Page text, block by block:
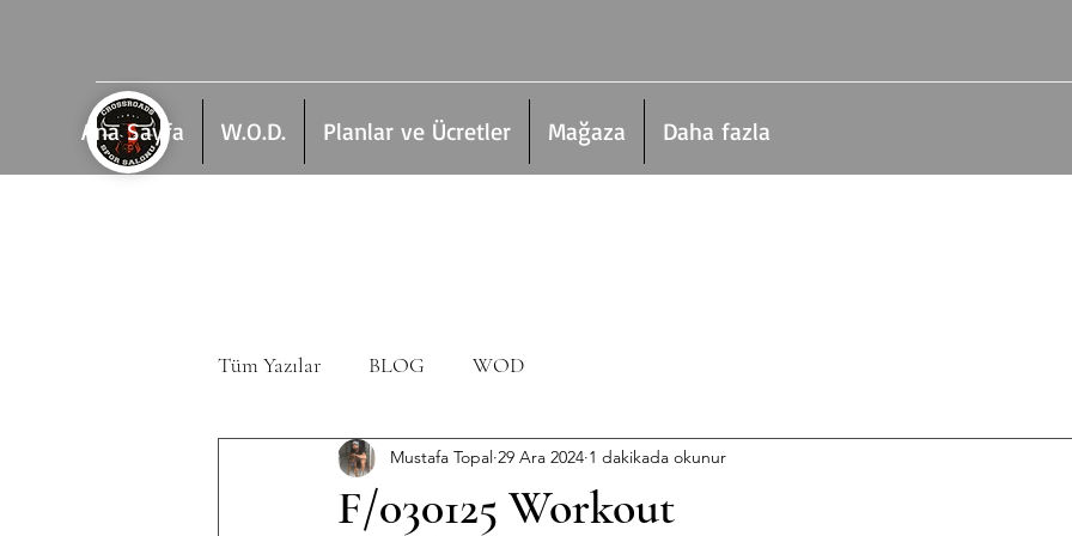
Ana Sayfa W.O.D. Planlar ve Ücretler Mağaza Daha fazla
Tüm Yazılar BLOG WOD
F/030125 Workout
Mustafa Topal 29 Ara 2024 1 dakikada okunur